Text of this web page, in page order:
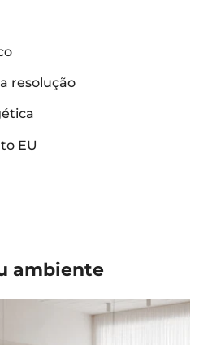
resolução
EU
ambiente